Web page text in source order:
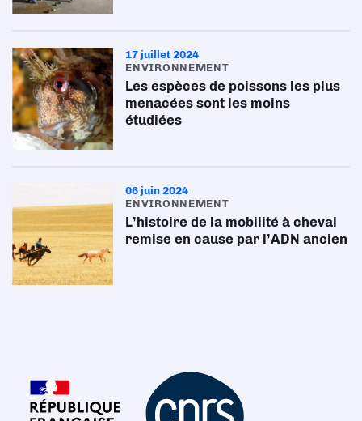
17 juillet 2024
ENVIRONNEMENT
Les espèces de poissons les plus
menacées sont les moins
étudiées
06 juin 2024
ENVIRONNEMENT
L’histoire de la mobilité à cheval
remise en cause par l’ADN ancien